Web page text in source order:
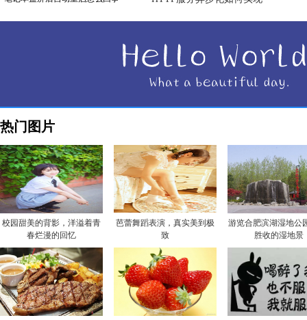
热门图片
校园甜美的背影，洋溢着青
春烂漫的回忆
芭蕾舞蹈表演，真实美到极
致
游览合肥滨湖湿地公
胜收的湿地景